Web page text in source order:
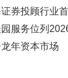
跃迁
证券投顾行业
法机关重拳打
服务位列
排名稳步上升
年资本市场